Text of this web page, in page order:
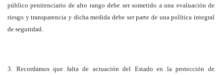
público penitenciario de alto rango debe ser sometido a una evaluación de
riesgo y transparencia y dicha medida debe ser parte de una política integral
de seguridad.
3. Recordamos que falta de actuación del Estado en la protección de